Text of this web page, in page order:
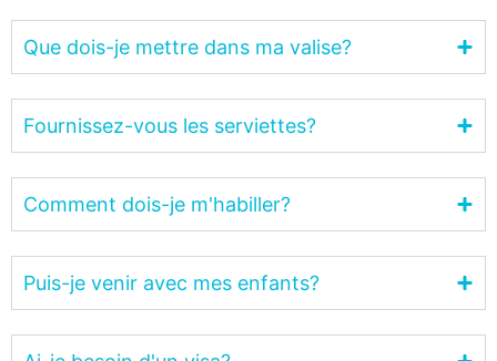
Que dois-je mettre dans ma valise?
Fournissez-vous les serviettes?
Comment dois-je m'habiller?
Puis-je venir avec mes enfants?